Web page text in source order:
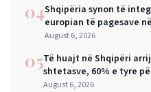
04Shqipëria synon të
europian të pagesave
mëdha për qytetarët
August 6, 2026
05Të huajt në Shqipëri
shtetasve, 60% e tyre
August 6, 2026